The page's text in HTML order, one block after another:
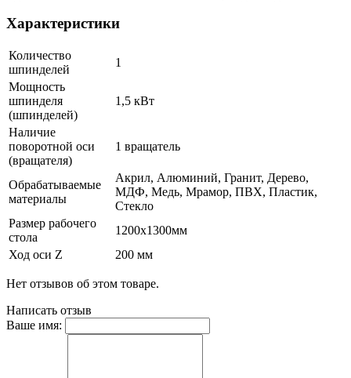
Характеристики
Количество
шпинделей
1
Мощность
шпинделя
(шпинделей)
1,5 кВт
Наличие
поворотной оси
(вращателя)
1 вращатель
Обрабатываемые
материалы
Акрил, Алюминий, Гранит, Дерево,
МДФ, Медь, Мрамор, ПВХ, Пластик,
Стекло
Размер рабочего
стола
1200х1300мм
Ход оси Z
200 мм
Нет отзывов об этом товаре.
Написать отзыв
Ваше имя: